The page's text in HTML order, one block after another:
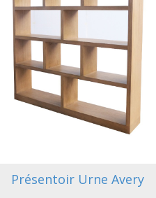
Présentoir Urne Avery